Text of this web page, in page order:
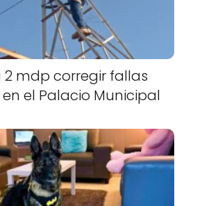
mdp corregir fallas
el Palacio Municipal